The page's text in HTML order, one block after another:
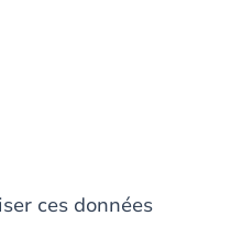
ces données